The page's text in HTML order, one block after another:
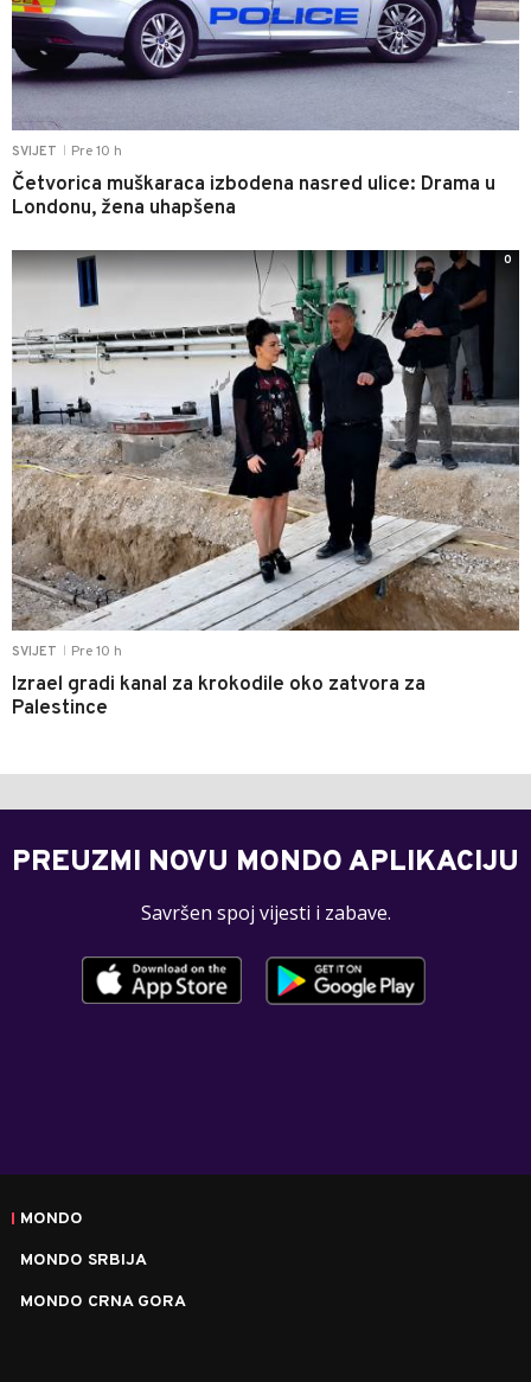
SVIJET Pre 10 h
Četvorica muškaraca izbodena nasred ulice: Drama u
Londonu, žena uhapšena
SVIJET Pre 10 h
Izrael gradi kanal za krokodile oko zatvora za
Palestince
0
PREUZMI NOVU MONDO APLIKACIJU
Savršen spoj vijesti i zabave.
MONDO
MONDO SRBIJA
MONDO CRNA GORA